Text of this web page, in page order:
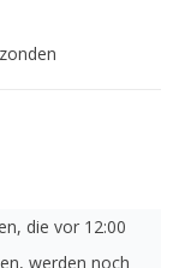
die vor 12:00
werden noch